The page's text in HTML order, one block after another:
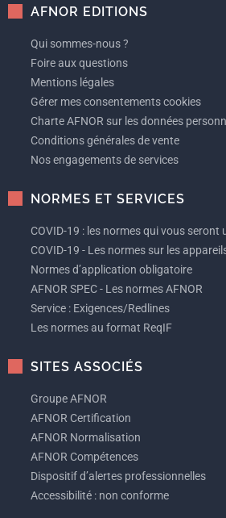
AFNOR EDITIONS
Qui sommes-nous ?
Foire aux questions
Mentions légales
Gérer mes consentements cookies
Charte AFNOR sur les données
Conditions générales de vente
Nos engagements de services
NORMES ET SERVICES
COVID-19 : les normes qui vous seront
COVID-19 - Les normes sur les
Normes d’application obligatoire
AFNOR SPEC - Les normes AFNOR
Service : Exigences/Redlines
Les normes au format ReqIF
SITES ASSOCIÉS
Groupe AFNOR
AFNOR Certification
AFNOR Normalisation
AFNOR Compétences
Dispositif d’alertes professionnelles
Accessibilité : non conforme